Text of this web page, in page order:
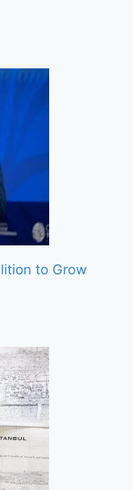
to Grow